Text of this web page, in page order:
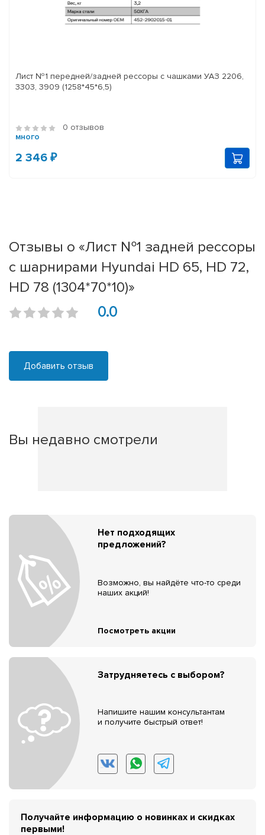
Лист №1 передней/задней рессоры с чашками УАЗ 2206,
3303, 3909 (1258*45*6,5)
0 отзывов
много
2 346 ₽
Отзывы о «Лист №1 задней рессоры
с шарнирами Hyundai HD 65, HD 72,
HD 78 (1304*70*10)»
0.0
Добавить отзыв
Вы недавно смотрели
Нет подходящих
предложений?
Возможно, вы найдёте что-то среди
наших акций!
Посмотреть акции
Затрудняетесь с выбором?
Напишите нашим консультантам
и получите быстрый ответ!
Получайте информацию о новинках и скидках
первыми!